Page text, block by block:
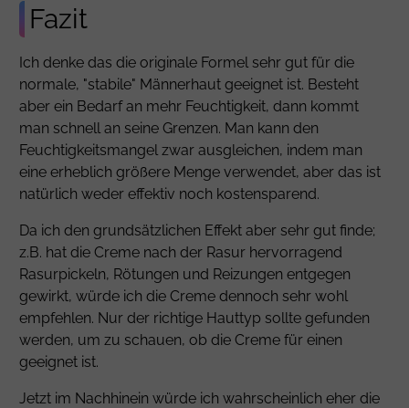
Fazit
Ich denke das die originale Formel sehr gut für die
normale, "stabile" Männerhaut geeignet ist. Besteht
aber ein Bedarf an mehr Feuchtigkeit, dann kommt
man schnell an seine Grenzen. Man kann den
Feuchtigkeitsmangel zwar ausgleichen, indem man
eine erheblich größere Menge verwendet, aber das ist
natürlich weder effektiv noch kostensparend.
Da ich den grundsätzlichen Effekt aber sehr gut finde;
z.B. hat die Creme nach der Rasur hervorragend
Rasurpickeln, Rötungen und Reizungen entgegen
gewirkt, würde ich die Creme dennoch sehr wohl
empfehlen. Nur der richtige Hauttyp sollte gefunden
werden, um zu schauen, ob die Creme für einen
geeignet ist.
Jetzt im Nachhinein würde ich wahrscheinlich eher die